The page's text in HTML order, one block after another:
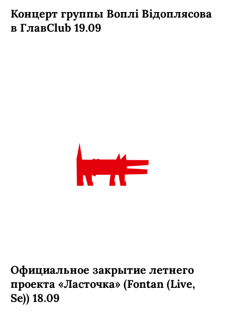
Концерт группы Воплi Вiдоплясова
в ГлавClub 19.09